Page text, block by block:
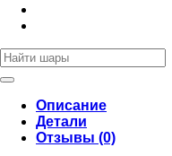
Лёва"
75см
Искать:
Описание
Детали
Отзывы (0)